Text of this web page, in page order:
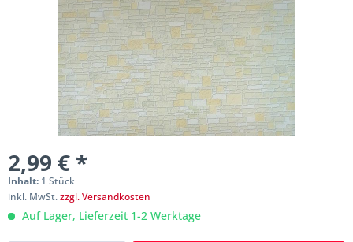
2,99 € *
Inhalt: 1 Stück
inkl. MwSt.zzgl. Versandkosten
Auf Lager, Lieferzeit 1-2 Werktage